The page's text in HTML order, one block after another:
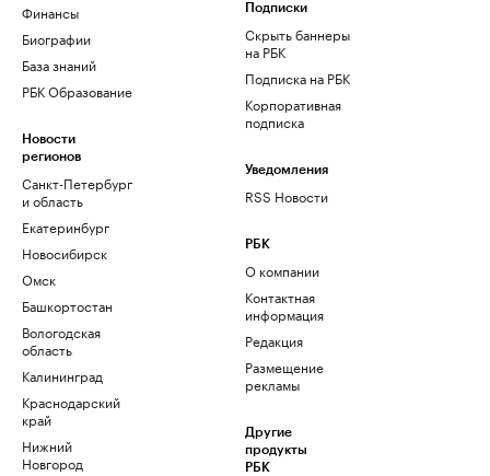
Финансы
Биографии
База знаний
РБК Образование
Новости
регионов
Санкт-Петербург
и область
Екатеринбург
Новосибирск
Омск
Башкортостан
Вологодская
область
Калининград
Краснодарский
край
Нижний
Новгород
Подписки
Скрыть баннеры
на РБК
Подписка на РБК
Корпоративная
подписка
Уведомления
RSS Новости
РБК
О компании
Контактная
информация
Редакция
Размещение
рекламы
Другие
продукты
РБК